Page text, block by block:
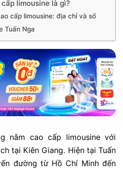
limousine là gì?
cấp limousine: địa chỉ và số
Tuấn Nga
nằm cao cấp limousine với
tại Kiên Giang. Hiện tại Tuấn
đường từ Hồ Chí Minh đến